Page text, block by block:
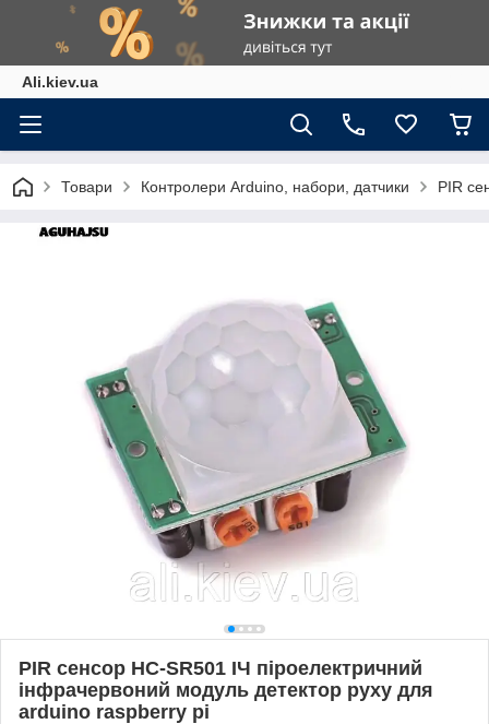
Ali.kiev.ua
Товари Контролери Arduino, набори, датчики PIR
PIR сенсор HC-SR501 ІЧ піроелектричний
інфрачервоний модуль детектор руху для
arduino raspberry pi